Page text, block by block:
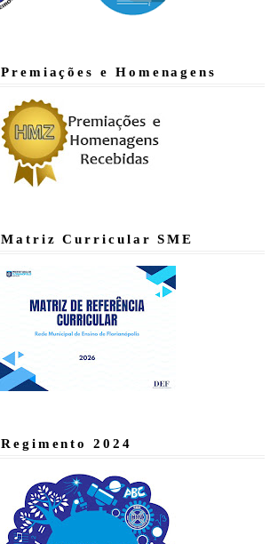
Premiações e Homenagens
Matriz Curricular SME
Regimento 2024